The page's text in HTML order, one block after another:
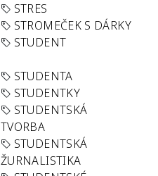
STRES
STROMEČEK S DÁRKY
STUDENT
STUDENTA
STUDENTKY
STUDENTSKÁ
TVORBA
STUDENTSKÁ
ŽURNALISTIKA